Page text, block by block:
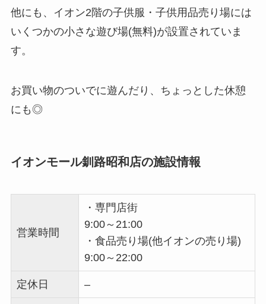
他にも、イオン2階の子供服・子供用品売り場には
いくつかの小さな遊び場(無料)が設置されていま
す。
お買い物のついでに遊んだり、ちょっとした休憩
にも◎
イオンモール釧路昭和店の施設情報
営業時間
・専門店街
9:00～21:00
・食品売り場(他イオンの売り場)
9:00～22:00
定休日 –